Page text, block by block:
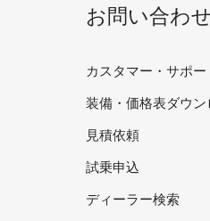
お問い合わせ
カスタマー・サポ
装備・価格表ダウン
見積依頼
試乗申込
ディーラー検索